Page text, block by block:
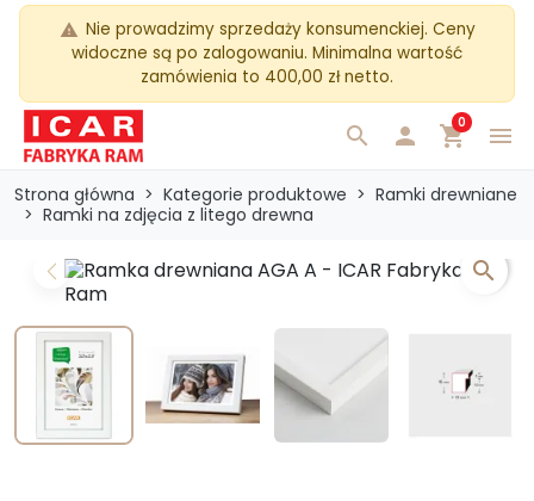
warning Nie prowadzimy sprzedaży konsumenckiej. Ceny
widoczne są po zalogowaniu. Minimalna wartość
zamówienia to 400,00 zł netto.
menu
search  shopping_cart
0
Strona główna Kategorie produktowe
Ramki drewniane
Ramki na zdjęcia z litego drewna
Previous Next
search